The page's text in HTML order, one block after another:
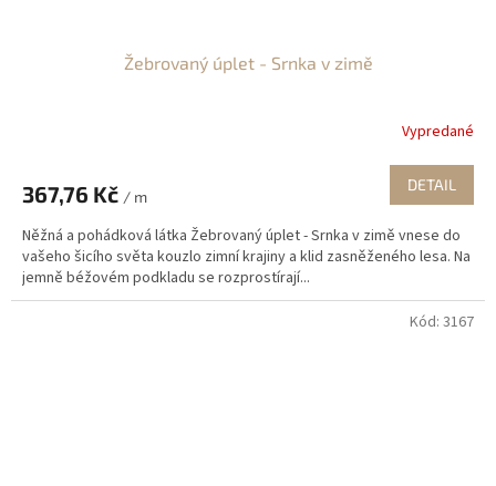
Žebrovaný úplet - Srnka v zimě
Vypredané
367,76 Kč / m
DETAIL
Něžná a pohádková látka Žebrovaný úplet - Srnka v zimě vnese do
vašeho šicího světa kouzlo zimní krajiny a klid zasněženého lesa. Na
jemně béžovém podkladu se rozprostírají...
Kód: 3167